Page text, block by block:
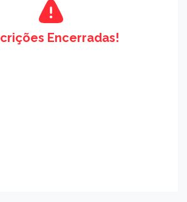
Encerradas!